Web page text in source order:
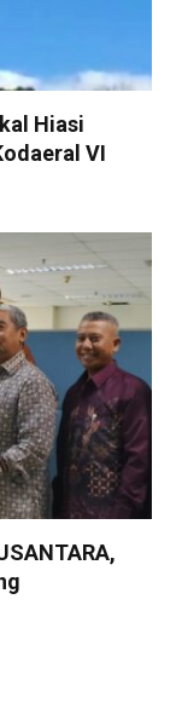
Hiasi
VI